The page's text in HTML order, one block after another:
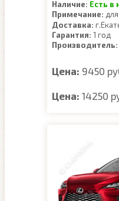
Наличие: Есть в
Примечание:
Доставка:
Гарантия: 1 год
Производитель:
Цена: 9450
Цена: 14250